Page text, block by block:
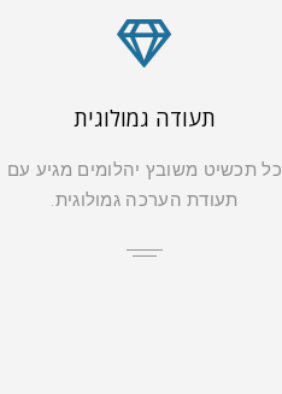
תעודה גמולוגית
כל תכשיט משובץ יהלומים מגיע עם
תעודת הערכה גמולוגית.